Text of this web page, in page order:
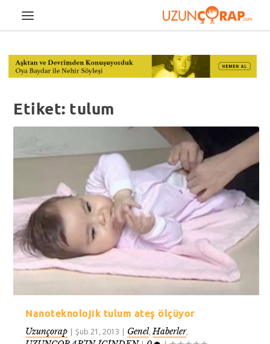
Etiket: tulum
Nanoteknolojik tulum ateş ölçüyor
Uzunçorap |Şub 21, 2013 | Genel,Haberler,